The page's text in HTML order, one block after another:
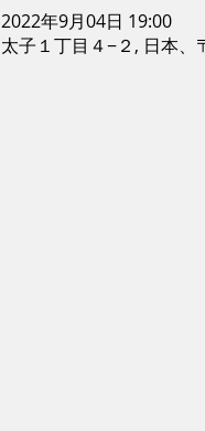
2022年9月04日 19:00
太子１丁目４−２, 日本、